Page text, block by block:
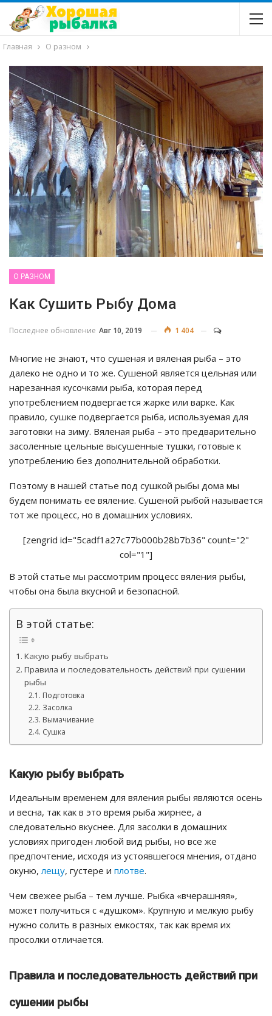
Главная О разном
О РАЗНОМ
Как Сушить Рыбу Дома
Последнее обновление Авг 10, 2019 1 404
Многие не знают, что сушеная и вяленая рыба – это
далеко не одно и то же. Сушеной является цельная или
нарезанная кусочками рыба, которая перед
употреблением подвергается жарке или варке. Как
правило, сушке подвергается рыба, используемая для
заготовки на зиму. Вяленая рыба – это предварительно
засоленные цельные высушенные тушки, готовые к
употреблению без дополнительной обработки.
Поэтому в нашей статье под сушкой рыбы дома мы
будем понимать ее вяление. Сушеной рыбой называется
тот же процесс, но в домашних условиях.
[zengrid id="5cadf1a27c77b000b28b7b36" count="2"
col="1"]
В этой статье мы рассмотрим процесс вяления рыбы,
чтобы она была вкусной и безопасной.
В этой статье:
Какую рыбу выбрать
Правила и последовательность действий при сушении
рыбы
Подготовка
Засолка
Вымачивание
Сушка
Какую рыбу выбрать
Идеальным временем для вяления рыбы являются осень
и весна, так как в это время рыба жирнее, а
следовательно вкуснее. Для засолки в домашних
условиях пригоден любой вид рыбы, но все же
предпочтение, исходя из устоявшегося мнения, отдано
окуню, лещу, густере и плотве.
Чем свежее рыба – тем лучше. Рыбка «вчерашняя»,
может получиться с «душком». Крупную и мелкую рыбу
нужно солить в разных емкостях, так как время их
просолки отличается.
Правила и последовательность действий при
сушении рыбы